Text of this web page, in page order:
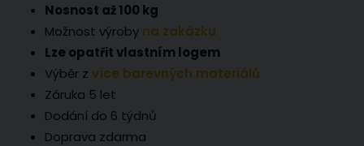
Nosnost až 100 kg
Možnost výroby na zakázku
Lze opatřit vlastním logem
Výběr z více barevných materiálů
Záruka 5 let
Dodání do 6 týdnů
Doprava zdarma